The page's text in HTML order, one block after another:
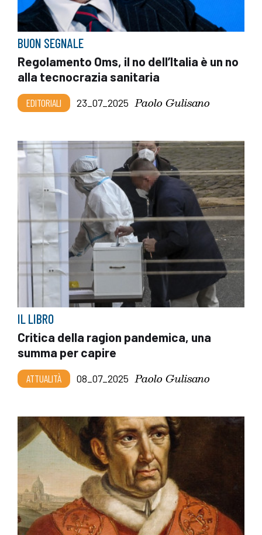
BUON SEGNALE
Regolamento Oms, il no dell’Italia è un no
alla tecnocrazia sanitaria
EDITORIALI 23_07_2025 Paolo Gulisano
IL LIBRO
Critica della ragion pandemica, una
summa per capire
ATTUALITÀ 08_07_2025 Paolo Gulisano